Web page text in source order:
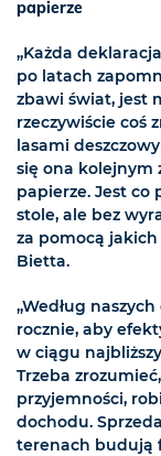
papierze
„Każda
po latach
zbawi świat, jest
rzeczywiście coś
lasami
się ona kolejnym
papierze. Jest co
stole, ale bez
za pomocą jakich
Bietta.
„Według
rocznie, aby
w ciągu
Trzeba
przyjemności,
dochodu.
terenach budują